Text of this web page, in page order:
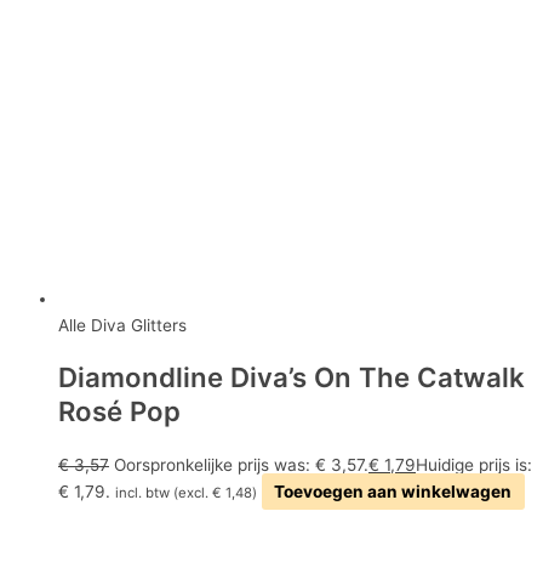
Alle Diva Glitters
Diamondline Diva’s On The Catwalk
Rosé Pop
€3,57 Oorspronkelijke prijs was: € 3,57.€ 1,79Huidige prijs is:
€ 1,79. incl. btw (excl. € 1,48) Toevoegen aan winkelwagen